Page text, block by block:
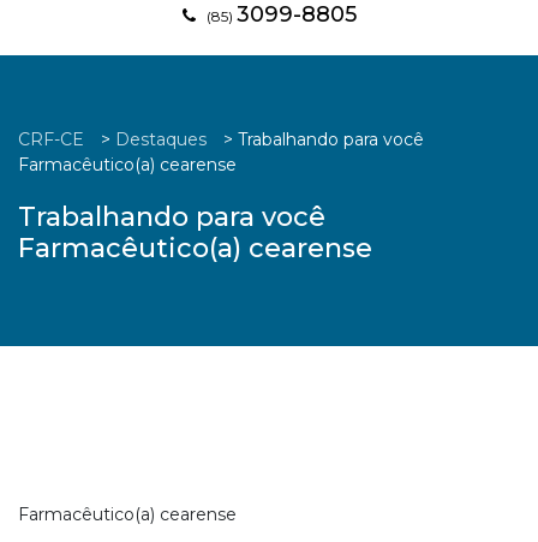
(85) 3099-8805
CRF-CE > Destaques > Trabalhando para você
Farmacêutico(a) cearense
Trabalhando para você
Farmacêutico(a) cearense
Farmacêutico(a) cearense